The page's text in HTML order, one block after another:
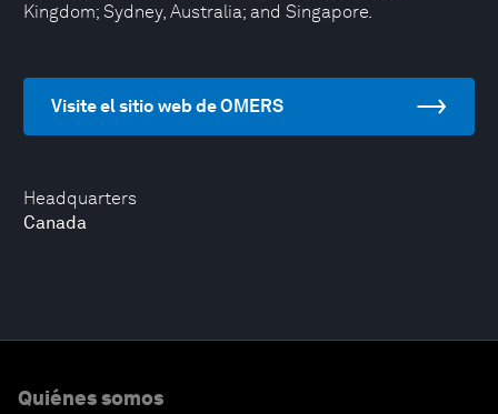
Headquarters
Canada
Kingdom; Sydney, Australia; and Singapore.
Visite el sitio web de OMERS
Quiénes somos